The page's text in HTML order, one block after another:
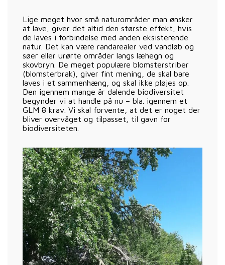
Lige meget hvor små naturområder man ønsker
at lave, giver det altid den største effekt, hvis
de laves i forbindelse med anden eksisterende
natur. Det kan være randarealer ved vandløb og
søer eller urørte områder langs læhegn og
skovbryn. De meget populære blomsterstriber
(blomsterbrak), giver fint mening, de skal bare
laves i et sammenhæng, og skal ikke pløjes op.
Den igennem mange år dalende biodiversitet
begynder vi at handle på nu – bla. igennem et
GLM 8 krav. Vi skal forvente, at det er noget der
bliver overvåget og tilpasset, til gavn for
biodiversiteten.